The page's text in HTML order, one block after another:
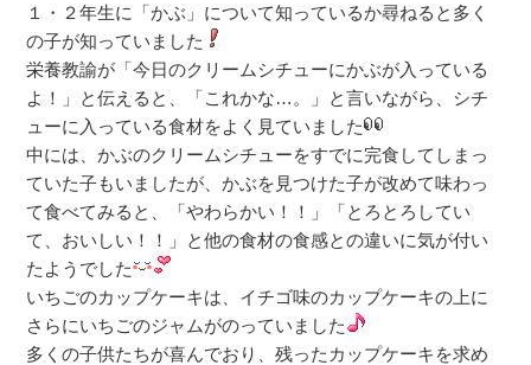
１・２年生に「かぶ」について知っているか尋ねると多く
の子が知っていました
栄養教諭が「今日のクリームシチューにかぶが入っている
よ！」と伝えると、「これかな…。」と言いながら、シチ
ューに入っている食材をよく見ていました
中には、かぶのクリームシチューをすでに完食してしまっ
ていた子もいましたが、かぶを見つけた子が改めて味わっ
て食べてみると、「やわらかい！！」「とろとろしてい
て、おいしい！！」と他の食材の食感との違いに気が付い
たようでした
いちごのカップケーキは、イチゴ味のカップケーキの上に
さらにいちごのジャムがのっていました
多くの子供たちが喜んでおり、残ったカップケーキを求め